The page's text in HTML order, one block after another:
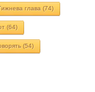
глава (74)
(64)
(54)